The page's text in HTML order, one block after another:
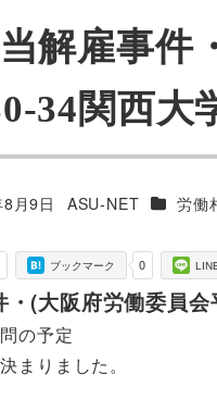
解雇事件
34関西大
月9日
著
ASU-NET カテゴ
労働
0
ブックマーク
・(大阪府労働委員
の予定
まりました。